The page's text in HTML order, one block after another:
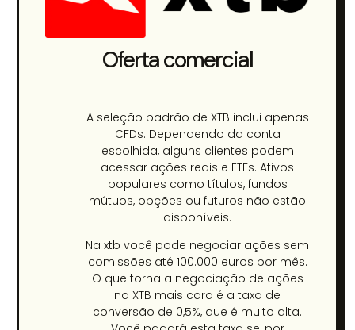
Oferta comercial​
A seleção padrão de XTB inclui apenas
CFDs. Dependendo da conta
escolhida, alguns clientes podem
acessar ações reais e ETFs. Ativos
populares como títulos, fundos
mútuos, opções ou futuros não estão
disponíveis.
Na xtb você pode negociar ações sem
comissões até 100.000 euros por mês.
O que torna a negociação de ações
na XTB mais cara é a taxa de
conversão de 0,5%, que é muito alta.